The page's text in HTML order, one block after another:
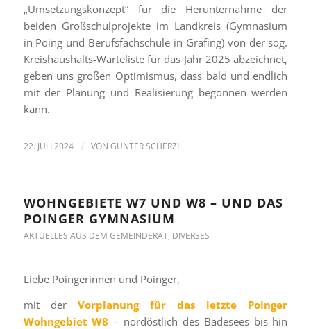
„Umsetzungskonzept“ für die Herunternahme der
beiden Großschulprojekte im Landkreis (Gymnasium
in Poing und Berufsfachschule in Grafing) von der sog.
Kreishaushalts-Warteliste für das Jahr 2025 abzeichnet,
geben uns großen Optimismus, dass bald und endlich
mit der Planung und Realisierung begonnen werden
kann.
22. JULI 2024 / VON GÜNTER SCHERZL
WOHNGEBIETE W7 UND W8 – UND DAS
POINGER GYMNASIUM
AKTUELLES AUS DEM GEMEINDERAT, DIVERSES
Liebe Poingerinnen und Poinger,
mit der Vorplanung für das letzte Poinger
Wohngebiet W8 – nordöstlich des Badesees bis hin